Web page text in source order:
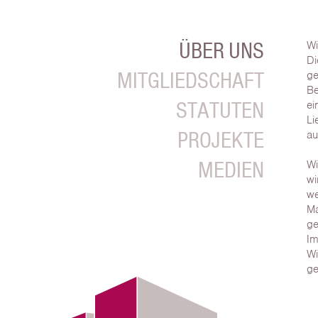
ÜBER UNS
MITGLIEDSCHAFT
STATUTEN
PROJEKTE
MEDIEN